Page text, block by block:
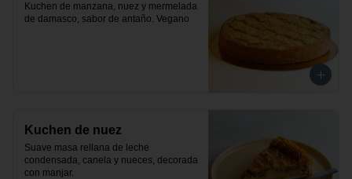
Kuchen de manzana, nuez y mermelada
de damasco, sabor de antaño. Vegano
Kuchen de nuez
Suave masa rellana de leche
condensada, canela y nueces, decorada
con manjar.